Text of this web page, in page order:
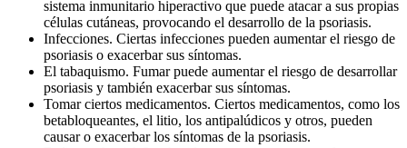
sistema inmunitario hiperactivo que puede atacar a sus propias
células cutáneas, provocando el desarrollo de la psoriasis.
Infecciones. Ciertas infecciones pueden aumentar el riesgo de
psoriasis o exacerbar sus síntomas.
El tabaquismo. Fumar puede aumentar el riesgo de desarrollar
psoriasis y también exacerbar sus síntomas.
Tomar ciertos medicamentos. Ciertos medicamentos, como los
betabloqueantes, el litio, los antipalúdicos y otros, pueden
causar o exacerbar los síntomas de la psoriasis.